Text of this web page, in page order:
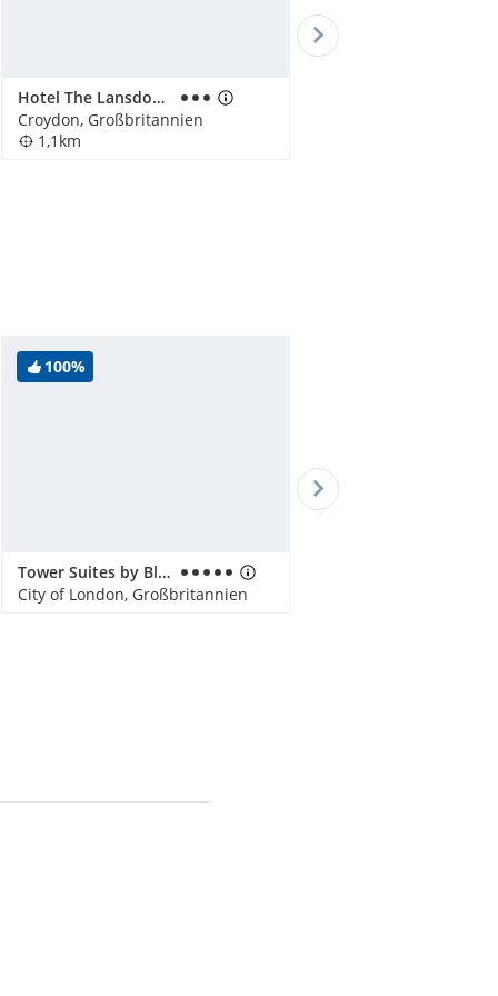
Hotel The Lansdowne
Croydon, Großbritannien
1,1km
100%
Tower Suites by Blue Orchid
City of London, Großbritannien